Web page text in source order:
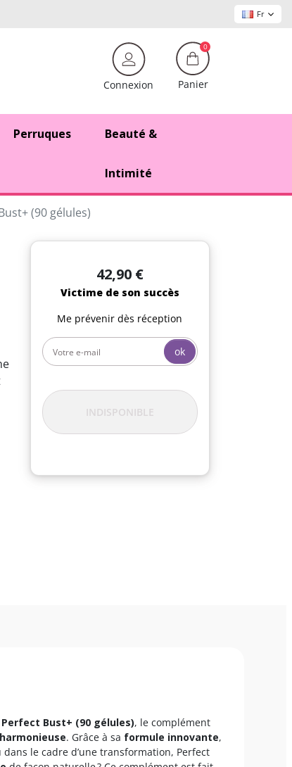
Fr
Connexion
0
Panier
Perruques Beauté &
Intimité
(90 gélules)
42,90 €
Victime de son succès
Me prévenir dès réception
ok
INDISPONIBLE
Perfect Bust+ (90 gélules), le complément
. Grâce à sa formule innovante,
le cadre d’une transformation, Perfect